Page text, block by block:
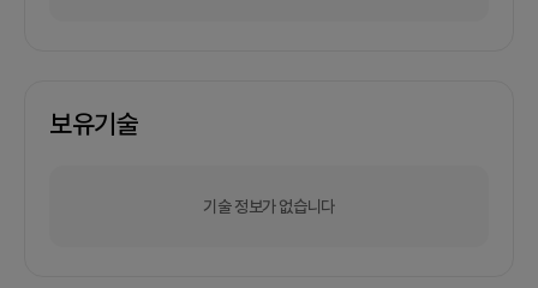
보유기술
기술 정보가 없습니다